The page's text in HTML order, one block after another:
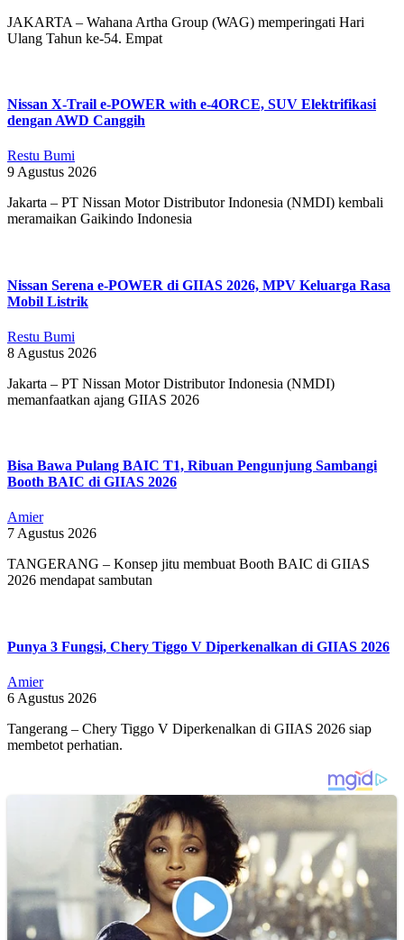
JAKARTA – Wahana Artha Group (WAG) memperingati Hari
Ulang Tahun ke-54. Empat
Nissan X-Trail e-POWER with e-4ORCE, SUV Elektrifikasi
dengan AWD Canggih
Restu Bumi
9 Agustus 2026
Jakarta – PT Nissan Motor Distributor Indonesia (NMDI) kembali
meramaikan Gaikindo Indonesia
Nissan Serena e-POWER di GIIAS 2026, MPV Keluarga Rasa
Mobil Listrik
Restu Bumi
8 Agustus 2026
Jakarta – PT Nissan Motor Distributor Indonesia (NMDI)
memanfaatkan ajang GIIAS 2026
Bisa Bawa Pulang BAIC T1, Ribuan Pengunjung Sambangi
Booth BAIC di GIIAS 2026
Amier
7 Agustus 2026
TANGERANG – Konsep jitu membuat Booth BAIC di GIIAS
2026 mendapat sambutan
Punya 3 Fungsi, Chery Tiggo V Diperkenalkan di GIIAS 2026
Amier
6 Agustus 2026
Tangerang – Chery Tiggo V Diperkenalkan di GIIAS 2026 siap
membetot perhatian.